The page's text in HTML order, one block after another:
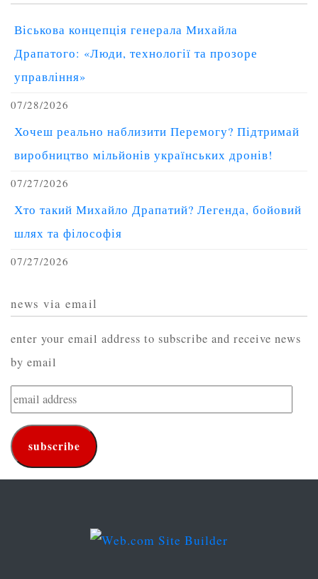
Віськова концепція генерала Михайла
Драпатого: «Люди, технології та прозоре
управління»
07/28/2026
Хочеш реально наблизити Перемогу? Підтримай
виробництво мільйонів українських дронів!
07/27/2026
Хто такий Михайло Драпатий? Легенда, бойовий
шлях та філософія
07/27/2026
news via email
enter your email address to subscribe and receive news
by email
email
subscribe